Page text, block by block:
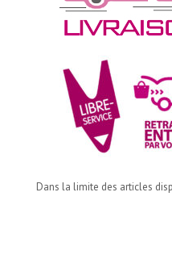
Dans la limite des articles